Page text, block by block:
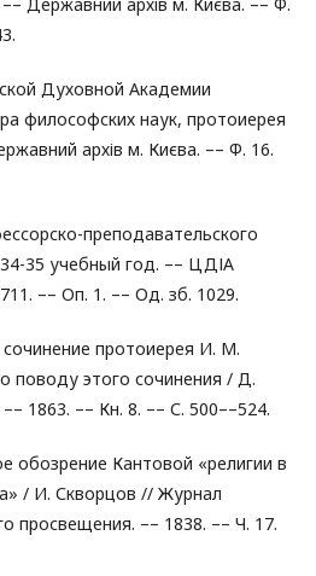
Духовной Академии
философских наук, протоиерея
архів м. Києва. –– Ф. 16.
преподавательского
35 учебный год. –– ЦДІА
–– Оп. 1. –– Од. зб. 1029.
протоиерея И. М.
поводу этого сочинения / Д.
1863. –– Кн. 8. –– С. 500––524.
обозрение Кантовой «религии в
/ И. Скворцов // Журнал
просвещения. –– 1838. –– Ч. 17.